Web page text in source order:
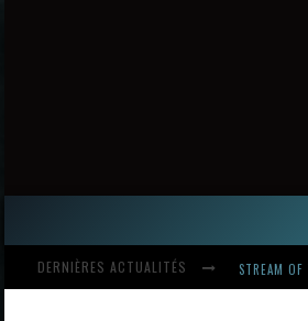
DERNIÈRES ACTUALITÉS